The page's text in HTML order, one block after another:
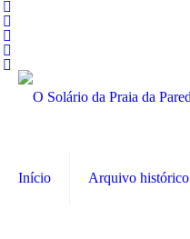
Início Arquivo histórico